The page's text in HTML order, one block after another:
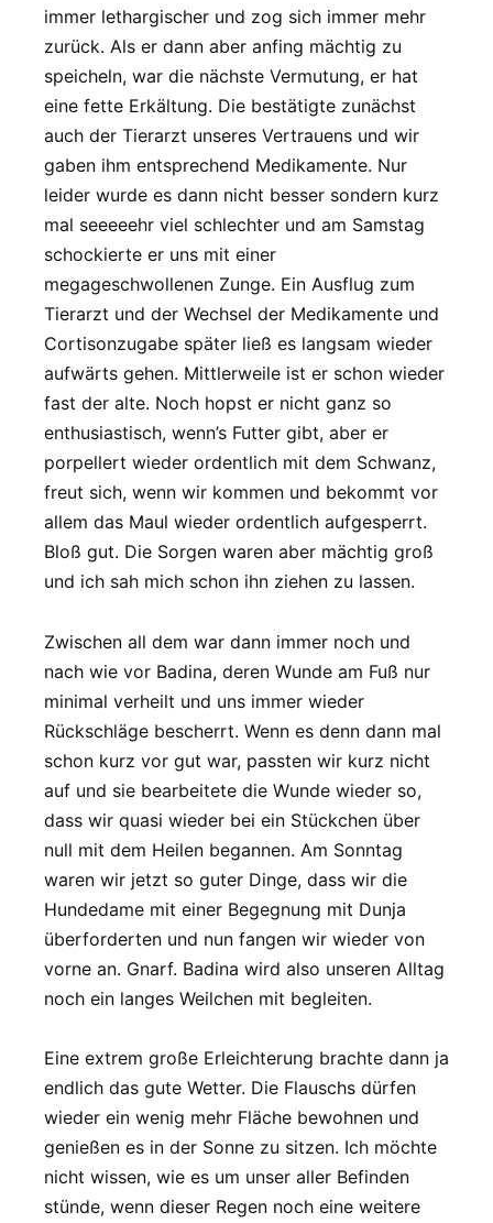
immer lethargischer und zog sich immer mehr
zurück. Als er dann aber anfing mächtig zu
speicheln, war die nächste Vermutung, er hat
eine fette Erkältung. Die bestätigte zunächst
auch der Tierarzt unseres Vertrauens und wir
gaben ihm entsprechend Medikamente. Nur
leider wurde es dann nicht besser sondern kurz
mal seeeeehr viel schlechter und am Samstag
schockierte er uns mit einer
megageschwollenen Zunge. Ein Ausflug zum
Tierarzt und der Wechsel der Medikamente und
Cortisonzugabe später ließ es langsam wieder
aufwärts gehen. Mittlerweile ist er schon wieder
fast der alte. Noch hopst er nicht ganz so
enthusiastisch, wenn’s Futter gibt, aber er
porpellert wieder ordentlich mit dem Schwanz,
freut sich, wenn wir kommen und bekommt vor
allem das Maul wieder ordentlich aufgesperrt.
Bloß gut. Die Sorgen waren aber mächtig groß
und ich sah mich schon ihn ziehen zu lassen.
Zwischen all dem war dann immer noch und
nach wie vor Badina, deren Wunde am Fuß nur
minimal verheilt und uns immer wieder
Rückschläge bescherrt. Wenn es denn dann mal
schon kurz vor gut war, passten wir kurz nicht
auf und sie bearbeitete die Wunde wieder so,
dass wir quasi wieder bei ein Stückchen über
null mit dem Heilen begannen. Am Sonntag
waren wir jetzt so guter Dinge, dass wir die
Hundedame mit einer Begegnung mit Dunja
überforderten und nun fangen wir wieder von
vorne an. Gnarf. Badina wird also unseren Alltag
noch ein langes Weilchen mit begleiten.
Eine extrem große Erleichterung brachte dann ja
endlich das gute Wetter. Die Flauschs dürfen
wieder ein wenig mehr Fläche bewohnen und
genießen es in der Sonne zu sitzen. Ich möchte
nicht wissen, wie es um unser aller Befinden
stünde, wenn dieser Regen noch eine weitere